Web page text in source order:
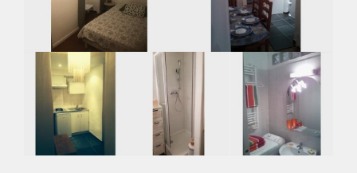
Huurtermijn
Onbepaalde termijn
Oplevering
Gestoffeerd